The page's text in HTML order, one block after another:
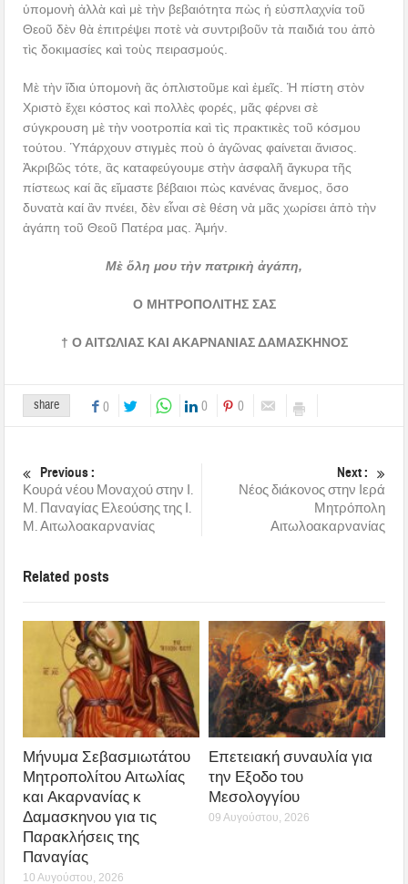
ὑπομονὴ ἀλλὰ καὶ μὲ τὴν βεβαιότητα πὼς ἡ εὐσπλαχνία τοῦ
Θεοῦ δὲν θὰ ἐπιτρέψει ποτὲ νὰ συντριβοῦν τὰ παιδιά του ἀπὸ
τὶς δοκιμασίες καὶ τοὺς πειρασμούς.
Μὲ τὴν ἴδια ὑπομονὴ ἂς ὁπλιστοῦμε καὶ ἐμεῖς. Ἡ πίστη στὸν
Χριστὸ ἔχει κόστος καὶ πολλὲς φορές, μᾶς φέρνει σὲ
σύγκρουση μὲ τὴν νοοτροπία καὶ τὶς πρακτικὲς τοῦ κόσμου
τούτου. Ὑπάρχουν στιγμὲς ποὺ ὁ ἀγῶνας φαίνεται ἄνισος.
Ἀκριβῶς τότε, ἂς καταφεύγουμε στὴν ἀσφαλῆ ἄγκυρα τῆς
πίστεως καί ἂς εἴμαστε βέβαιοι πὼς κανένας ἄνεμος, ὅσο
δυνατὰ καί ἂν πνέει, δὲν εἶναι σὲ θέση νὰ μᾶς χωρίσει ἀπὸ τὴν
ἀγάπη τοῦ Θεοῦ Πατέρα μας. Ἀμήν.
Μὲ ὅλη μου τὴν πατρικὴ ἀγάπη,
Ο ΜΗΤΡΟΠΟΛΙΤΗΣ ΣΑΣ
† Ο ΑΙΤΩΛΙΑΣ ΚΑΙ ΑΚΑΡΝΑΝΙΑΣ ΔΑΜΑΣΚΗΝΟΣ
share 0 0 0
Previous :
Κουρά νέου Μοναχού στην Ι.
Μ. Παναγίας Ελεούσης της Ι.
Μ. Αιτωλοακαρνανίας
Next :
Νέος διάκονος στην Ιερά
Μητρόπολη
Αιτωλοακαρνανίας
Related posts
Μήνυμα Σεβασμιωτάτου
Μητροπολίτου Αιτωλίας
και Ακαρνανίας κ
Δαμασκηνου για τις
Παρακλήσεις της
Παναγίας
10 Αυγούστου, 2026
Επετειακή συναυλία για
την Εξοδο του
Μεσολογγίου
09 Αυγούστου, 2026